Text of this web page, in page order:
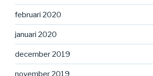
februari 2020
januari 2020
december 2019
november 2019